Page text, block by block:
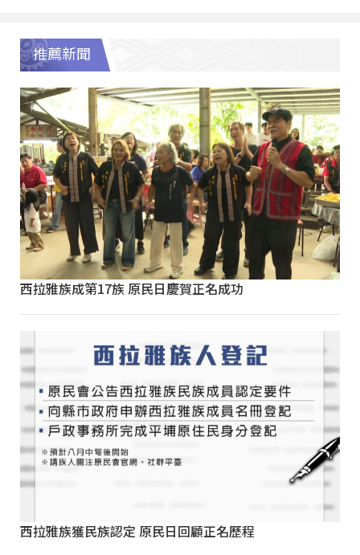
推薦新聞
西拉雅族成第17族 原民日慶賀正名成功
西拉雅族獲民族認定 原民日回顧正名歷程